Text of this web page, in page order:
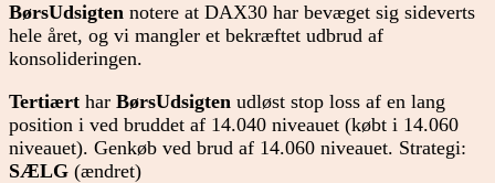
BørsUdsigten notere at DAX30 har bevæget sig sideverts
hele året, og vi mangler et bekræftet udbrud af
konsolideringen.
Tertiært har BørsUdsigten udløst stop loss af en lang
position i ved bruddet af 14.040 niveauet (købt i 14.060
niveauet). Genkøb ved brud af 14.060 niveauet. Strategi:
SÆLG (ændret)